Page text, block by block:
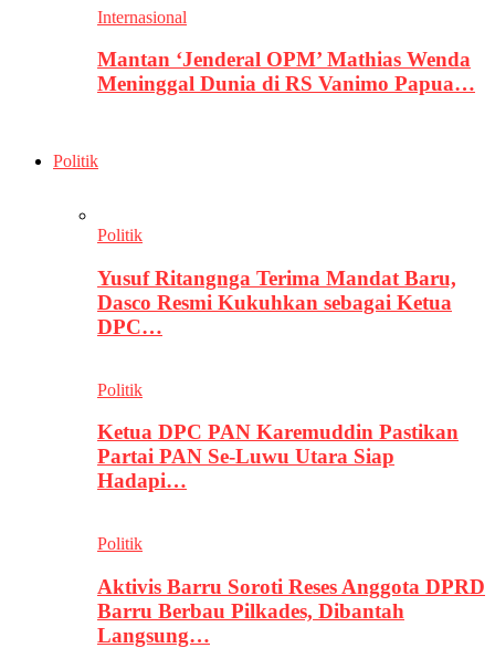
Internasional
Mantan ‘Jenderal OPM’ Mathias Wenda
Meninggal Dunia di RS Vanimo Papua…
Politik
Politik
Yusuf Ritangnga Terima Mandat Baru,
Dasco Resmi Kukuhkan sebagai Ketua
DPC…
Politik
Ketua DPC PAN Karemuddin Pastikan
Partai PAN Se-Luwu Utara Siap
Hadapi…
Politik
Aktivis Barru Soroti Reses Anggota DPRD
Barru Berbau Pilkades, Dibantah
Langsung…